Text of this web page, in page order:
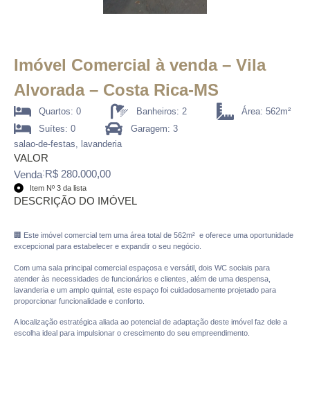
Imóvel Comercial à venda – Vila
Alvorada – Costa Rica-MS
Quartos: 0 Banheiros: 2
Área: 562m²
Suítes: 0
Garagem: 3
salao-de-festas, lavanderia
VALOR
Venda:R$ 280.000,00
Item Nº 3 da lista
DESCRIÇÃO DO IMÓVEL
🏢 Este imóvel comercial tem uma área total de 562m² e oferece uma oportunidade
excepcional para estabelecer e expandir o seu negócio.
Com uma sala principal comercial espaçosa e versátil, dois WC sociais para
atender às necessidades de funcionários e clientes, além de uma despensa,
lavanderia e um amplo quintal, este espaço foi cuidadosamente projetado para
proporcionar funcionalidade e conforto.
A localização estratégica aliada ao potencial de adaptação deste imóvel faz dele a
escolha ideal para impulsionar o crescimento do seu empreendimento.